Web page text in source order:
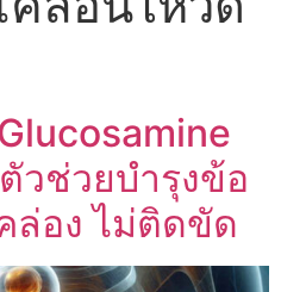
วช่วยบำรุงข้อ
ล่อง ไม่ติดขัด